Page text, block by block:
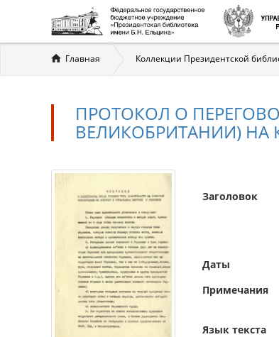
Вы
здесь
Главная Коллекции Президентской
ПРОТОКОЛ О
ВЕЛИКОБРИТАНИИ)
Заголовок
Даты
Примечания
Язык текста